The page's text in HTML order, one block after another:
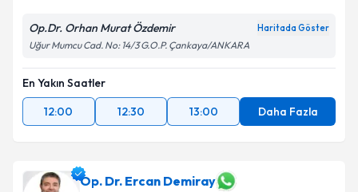
Op.Dr. Orhan Murat Özdemir Haritada Göster
Uğur Mumcu Cad. No: 14/3 G.O.P. Çankaya/ANKARA
En Yakın Saatler
12:00
12:30 13:00 Daha Fazla
Op. Dr. Ercan Demiray